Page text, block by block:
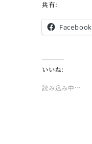
共有:
Facebook
いいね:
読み込み中…